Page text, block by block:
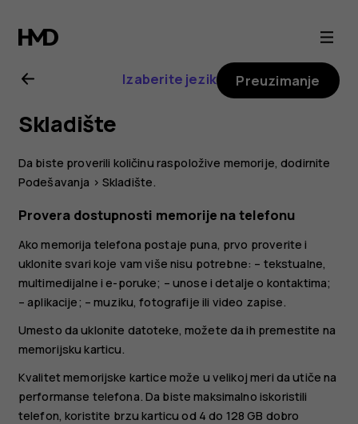
Nokia
2.1
uputstvo
za
korisnika
Izaberite jezik Preuzimanje
Skladište
Da biste proverili količinu raspoložive memorije, dodirnite
Podešavanja > Skladište.
Provera dostupnosti memorije na telefonu
Ako memorija telefona postaje puna, prvo proverite i
uklonite svari koje vam više nisu potrebne: – tekstualne,
multimedijalne i e-poruke; – unose i detalje o kontaktima;
– aplikacije; – muziku, fotografije ili video zapise.
Umesto da uklonite datoteke, možete da ih premestite na
memorijsku karticu.
Kvalitet memorijske kartice može u velikoj meri da utiče na
performanse telefona. Da biste maksimalno iskoristili
telefon, koristite brzu karticu od 4 do 128 GB dobro